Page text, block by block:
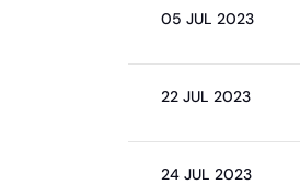
05 JUL 2023
22 JUL 2023
24 JUL 2023